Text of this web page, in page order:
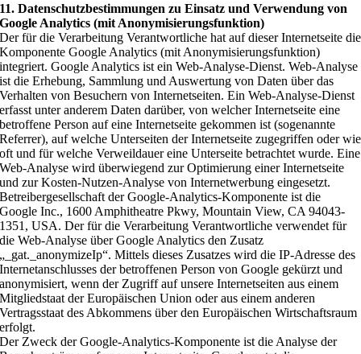
11. Datenschutzbestimmungen zu Einsatz und Verwendung von
Google Analytics (mit Anonymisierungsfunktion)
Der für die Verarbeitung Verantwortliche hat auf dieser Internetseite die
Komponente Google Analytics (mit Anonymisierungsfunktion)
integriert. Google Analytics ist ein Web-Analyse-Dienst. Web-Analyse
ist die Erhebung, Sammlung und Auswertung von Daten über das
Verhalten von Besuchern von Internetseiten. Ein Web-Analyse-Dienst
erfasst unter anderem Daten darüber, von welcher Internetseite eine
betroffene Person auf eine Internetseite gekommen ist (sogenannte
Referrer), auf welche Unterseiten der Internetseite zugegriffen oder wie
oft und für welche Verweildauer eine Unterseite betrachtet wurde. Eine
Web-Analyse wird überwiegend zur Optimierung einer Internetseite
und zur Kosten-Nutzen-Analyse von Internetwerbung eingesetzt.
Betreibergesellschaft der Google-Analytics-Komponente ist die
Google Inc., 1600 Amphitheatre Pkwy, Mountain View, CA 94043-
1351, USA. Der für die Verarbeitung Verantwortliche verwendet für
die Web-Analyse über Google Analytics den Zusatz
„_gat._anonymizeIp“. Mittels dieses Zusatzes wird die IP-Adresse des
Internetanschlusses der betroffenen Person von Google gekürzt und
anonymisiert, wenn der Zugriff auf unsere Internetseiten aus einem
Mitgliedstaat der Europäischen Union oder aus einem anderen
Vertragsstaat des Abkommens über den Europäischen Wirtschaftsraum
erfolgt.
Der Zweck der Google-Analytics-Komponente ist die Analyse der